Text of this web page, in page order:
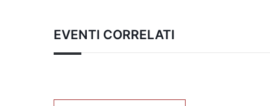
EVENTI CORRELATI